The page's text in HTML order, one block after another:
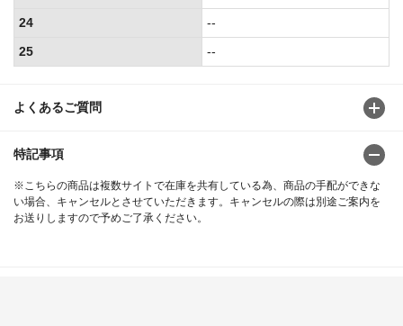
よくあるご質問
特記事項
※こちらの商品は複数サイトで在庫を共有している為、商品の手配ができな
い場合、キャンセルとさせていただきます。キャンセルの際は別途ご案内を
お送りしますので予めご了承ください。
24
--
25
--